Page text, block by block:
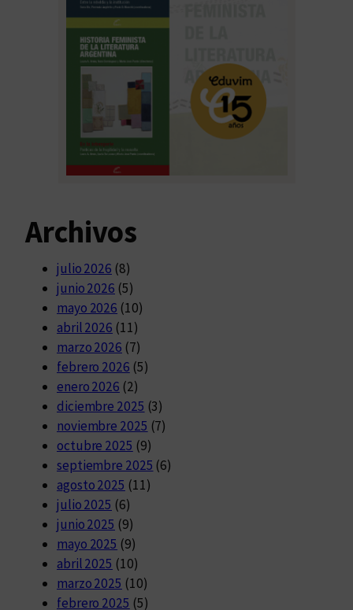
Archivos
julio 2026 (8)
junio 2026 (5)
mayo 2026 (10)
abril 2026 (11)
marzo 2026 (7)
febrero 2026 (5)
enero 2026 (2)
diciembre 2025 (3)
noviembre 2025 (7)
octubre 2025 (9)
septiembre 2025 (6)
agosto 2025 (11)
julio 2025 (6)
junio 2025 (9)
mayo 2025 (9)
abril 2025 (10)
marzo 2025 (10)
febrero 2025 (5)